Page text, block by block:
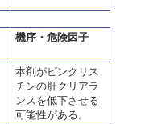
機序・危険因子
本剤がビンクリス
チンの肝クリアラ
ンスを低下させる
可能性がある。